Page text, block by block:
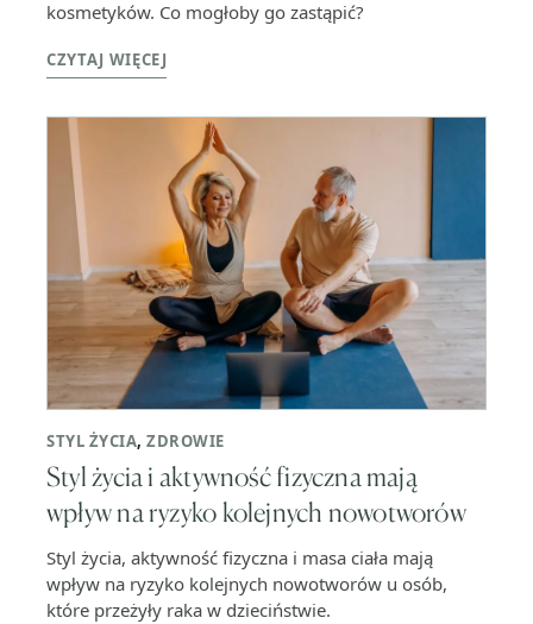
kosmetyków. Co mogłoby go zastąpić?
CZYTAJ WIĘCEJ
STYL ŻYCIA,ZDROWIE
Styl życia i aktywność fizyczna mają
wpływ na ryzyko kolejnych nowotworów
Styl życia, aktywność fizyczna i masa ciała mają
wpływ na ryzyko kolejnych nowotworów u osób,
które przeżyły raka w dzieciństwie.